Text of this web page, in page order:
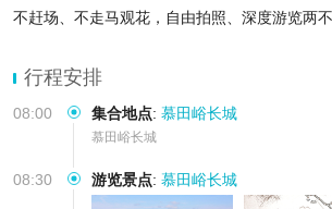
不赶场、不走马观花，自由拍照、深度游览两
行程安排
08:00 集合地点: 慕田峪长城
慕田峪长城
08:30 游览景点: 慕田峪长城